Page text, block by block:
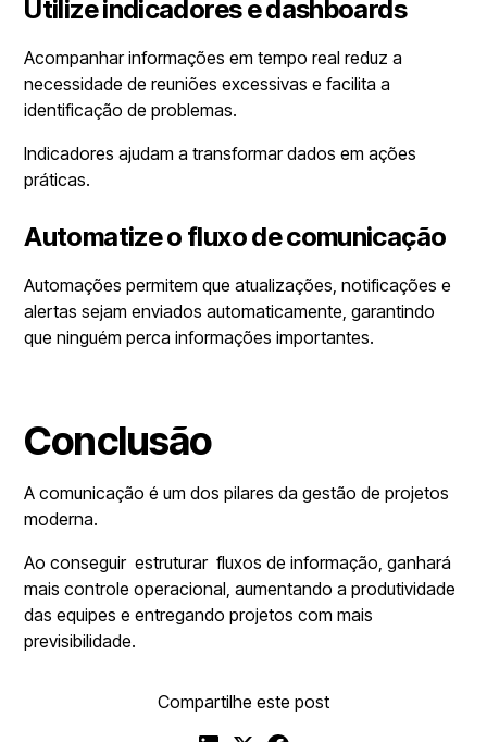
Utilize indicadores e dashboards
Acompanhar informações em tempo real reduz a
necessidade de reuniões excessivas e facilita a
identificação de problemas.
Indicadores ajudam a transformar dados em ações
práticas.
Automatize o fluxo de comunicação
Automações permitem que atualizações, notificações e
alertas sejam enviados automaticamente, garantindo
que ninguém perca informações importantes.
Conclusão
A comunicação é um dos pilares da gestão de projetos
moderna.
Ao conseguir estruturar fluxos de informação, ganhará
mais controle operacional, aumentando a produtividade
das equipes e entregando projetos com mais
previsibilidade.
Compartilhe este post